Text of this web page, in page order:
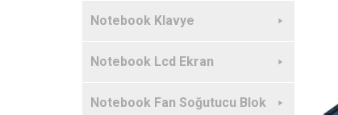
Notebook Klavye
Notebook Lcd Ekran
Notebook Fan Soğutucu Blok